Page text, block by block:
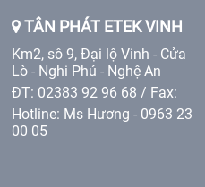
TÂN PHÁT ETEK VINH
Km2, sô 9, Đại lộ Vinh - Cửa
Lò - Nghi Phú - Nghệ An
ĐT: 02383 92 96 68 / Fax:
Hotline: Ms Hương - 0963 23
00 05